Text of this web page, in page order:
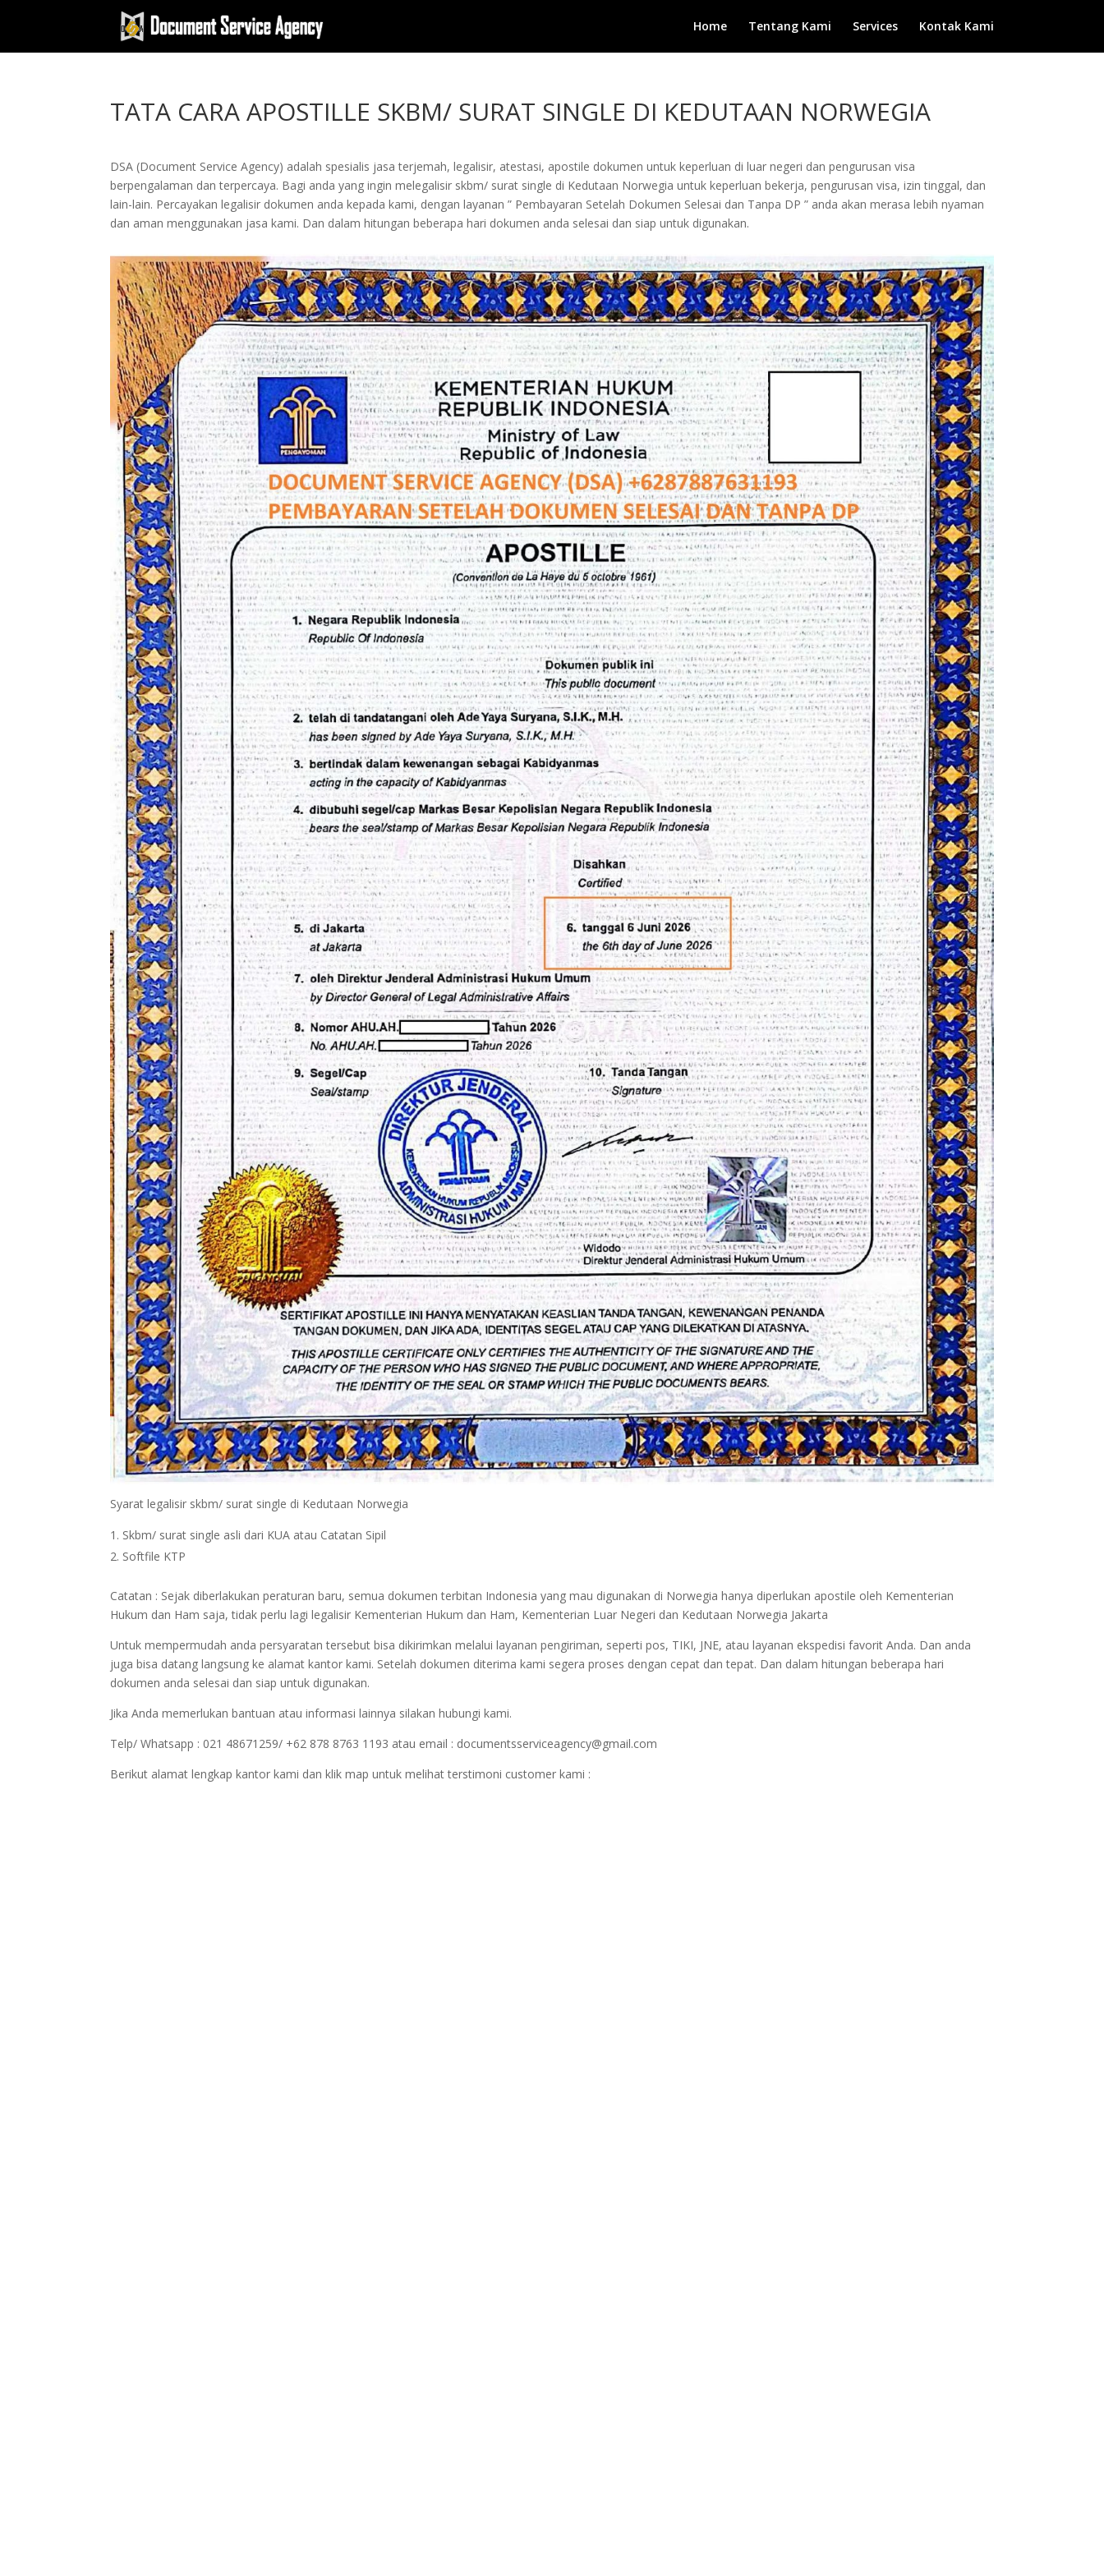
Home Tentang Kami Services Kontak Kami
TATA CARA APOSTILLE SKBM/ SURAT SINGLE DI KEDUTAAN NORWEGIA
DSA (Document Service Agency) adalah spesialis jasa terjemah, legalisir, atestasi, apostile dokumen untuk keperluan di luar negeri dan pengurusan visa
berpengalaman dan terpercaya. Bagi anda yang ingin melegalisir skbm/ surat single di Kedutaan Norwegia untuk keperluan bekerja, pengurusan visa, izin tinggal, dan
lain-lain. Percayakan legalisir dokumen anda kepada kami, dengan layanan ” Pembayaran Setelah Dokumen Selesai dan Tanpa DP ” anda akan merasa lebih nyaman
dan aman menggunakan jasa kami. Dan dalam hitungan beberapa hari dokumen anda selesai dan siap untuk digunakan.
Syarat legalisir skbm/ surat single di Kedutaan Norwegia
Skbm/ surat single asli dari KUA atau Catatan Sipil
Softfile KTP
Catatan : Sejak diberlakukan peraturan baru, semua dokumen terbitan Indonesia yang mau digunakan di Norwegia hanya diperlukan apostile oleh Kementerian
Hukum dan Ham saja, tidak perlu lagi legalisir Kementerian Hukum dan Ham, Kementerian Luar Negeri dan Kedutaan Norwegia Jakarta
Untuk mempermudah anda persyaratan tersebut bisa dikirimkan melalui layanan pengiriman, seperti pos, TIKI, JNE, atau layanan ekspedisi favorit Anda. Dan anda
juga bisa datang langsung ke alamat kantor kami. Setelah dokumen diterima kami segera proses dengan cepat dan tepat. Dan dalam hitungan beberapa hari
dokumen anda selesai dan siap untuk digunakan.
Jika Anda memerlukan bantuan atau informasi lainnya silakan hubungi kami.
Telp/ Whatsapp : 021 48671259/ +62 878 8763 1193 atau email : documentsserviceagency@gmail.com
Berikut alamat lengkap kantor kami dan klik map untuk melihat terstimoni customer kami :